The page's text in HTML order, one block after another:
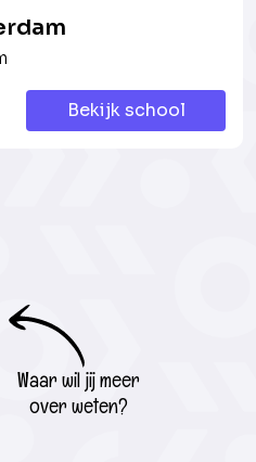
Bekijk school
Waar wil jij meer
over weten?